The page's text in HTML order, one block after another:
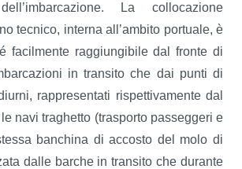
La collocazione
tecnico, interna all’ambito portuale, è
facilmente raggiungibile dal fronte di
in transito che dai punti di
rappresentati rispettivamente dal
navi traghetto (trasporto passeggeri e
banchina di accosto del molo di
dalle barche in transito che durante